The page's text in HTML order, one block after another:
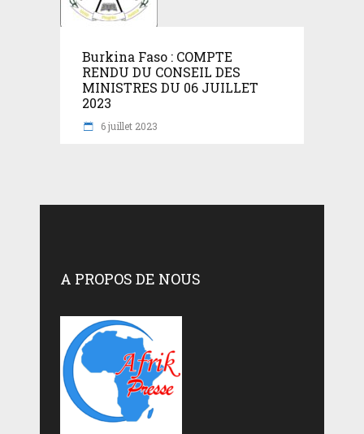
Burkina Faso : COMPTE
RENDU DU CONSEIL DES
MINISTRES DU 06 JUILLET
2023
6 juillet 2023
A PROPOS DE NOUS